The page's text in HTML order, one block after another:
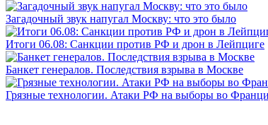
Загадочный звук напугал Москву: что это было
Итоги 06.08: Санкции против РФ и дрон в Лейпциге
Банкет генералов. Последствия взрыва в Москве
Грязные технологии. Атаки РФ на выборы во